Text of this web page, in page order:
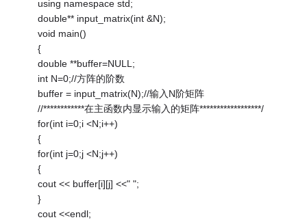
using namespace std;
double** input_matrix(int &N);
void main()
{
double **buffer=NULL;
int N=0;//方阵的阶数
buffer = input_matrix(N);//输入N阶矩阵
//************在主函数内显示输入的矩阵******************/
for(int i=0;i <N;i++)
{
for(int j=0;j <N;j++)
{
cout << buffer[i][j] <<" ";
}
cout <<endl;